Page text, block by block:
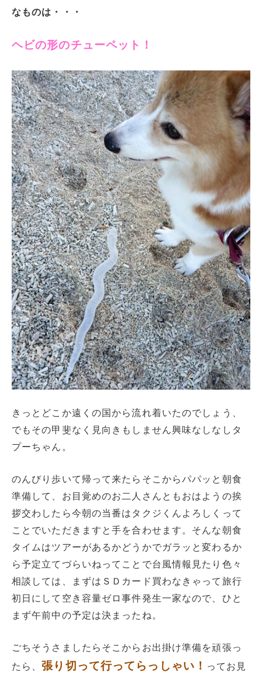
なものは・・・
ヘビの形のチューペット！
きっとどこか遠くの国から流れ着いたのでしょう、
でもその甲斐なく見向きもしません興味なしなしタ
プーちゃん。
のんびり歩いて帰って来たらそこからパパッと朝食
準備して、お目覚めのお二人さんともおはようの挨
拶交わしたら今朝の当番はタクジくんよろしくって
ことでいただきますと手を合わせます。そんな朝食
タイムはツアーがあるかどうかでガラッと変わるか
ら予定立てづらいねってことで台風情報見たり色々
相談しては、まずはＳＤカード買わなきゃって旅行
初日にして空き容量ゼロ事件発生一家なので、ひと
まず午前中の予定は決まったね。
ごちそうさましたらそこからお出掛け準備を頑張っ
たら、張り切って行ってらっしゃい！ ってお見